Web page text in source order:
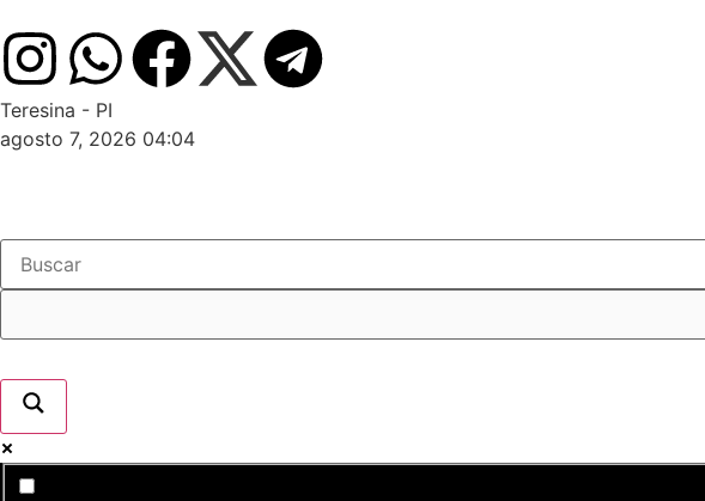
Teresina - PI
agosto 7, 2026 04:04